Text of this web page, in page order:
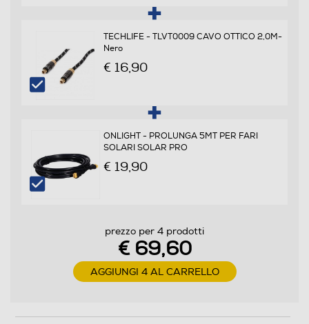
Attacco VESA orizzontale max - cm
Attacco VESA verticale max - cm
Larghezza-mm
TECHLIFE - TLVT0009 CAVO OTTICO 2,0M-
Nero
€ 16,90
ONLIGHT - PROLUNGA 5MT PER FARI
SOLARI SOLAR PRO
€ 19,90
prezzo per 4 prodotti
€ 69,60
AGGIUNGI 4 AL CARRELLO